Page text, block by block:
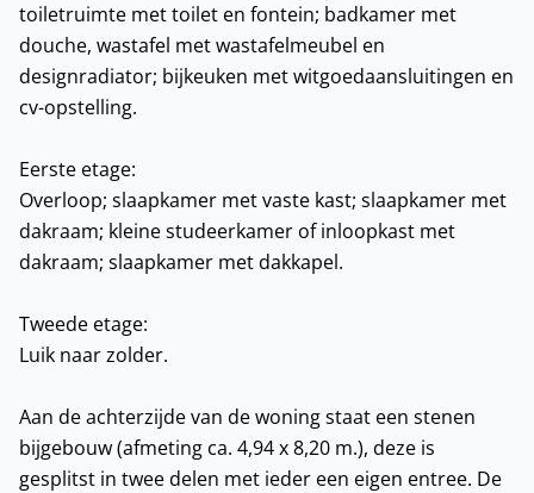
toiletruimte met toilet en fontein; badkamer met
douche, wastafel met wastafelmeubel en
designradiator; bijkeuken met witgoedaansluitingen en
cv-opstelling.
Eerste etage:
Overloop; slaapkamer met vaste kast; slaapkamer met
dakraam; kleine studeerkamer of inloopkast met
dakraam; slaapkamer met dakkapel.
Tweede etage:
Luik naar zolder.
Aan de achterzijde van de woning staat een stenen
bijgebouw (afmeting ca. 4,94 x 8,20 m.), deze is
gesplitst in twee delen met ieder een eigen entree. De